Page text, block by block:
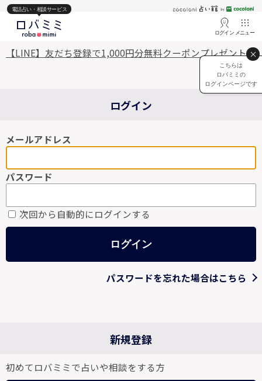
電話占い・相談サービス
ログイン メニュー
【LINE】友だち登録で1,000円分無料クーポンプレゼント♡
こちらは
ロバミミの
ログインページです
ログイン
メールアドレス
パスワード
次回から自動的にログインする
ログイン
パスワードを忘れた場合はこちら
新規登録
初めてロバミミで占いや相談をする方